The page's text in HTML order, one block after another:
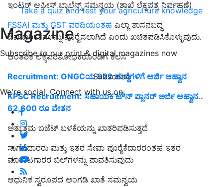
Take a quiz and test your agriculture knowledge
Magazine
Subscribe to our print & digital magazines now
Subscribe
We're social. Connect with us on:
ಇಂಟರ್ ಆಫೀಸ್ ಬ್ಯಾಲೆನ್ಸ್ ಸಮನ್ವಯ (ಶಾಖೆ ಲೆಕ್ಕಪತ್ರ ನಿರ್ವಹಣೆ)
FSSAI ಮತ್ತು GST ವರದಿಯಂತಹ ಎಲ್ಲಾ ಶಾಸನಬದ್ಧ
ಔಪಚಾರಿಕತೆಗಳನ್ನು ಪೂರೈಸಲಾಗಿದೆ ಎಂದು ಖಚಿತಪಡಿಸಿಕೊಳ್ಳುವುದು.
ಆಂತರಿಕ ಲೆಕ್ಕಪರಿಶೋಧಕರೊಂದಿಗೆ ಕೆಲಸ
Recruitment: ONGCಯ 922 ಹುದ್ದೆಗಳಿಗೆ ಅರ್ಜಿ ಆಹ್ವಾನ
KPSC Recruitment: ಸಹಾಯಕ ಟೌನ್‌ ಪ್ಲಾನರ್‌ ಅರ್ಜಿ ಆಹ್ವಾನ..
62,600 ರೂ ವೇತನ
ಅತ್ಯುತ್ತಮ ಬಜೆಟ್ ಬಳಕೆಯನ್ನು ಖಾತರಿಪಡಿಸುತ್ತದೆ
ಸಾಗಣೆದಾರರು ಮತ್ತು ಇತರ ಸೇವಾ ಪೂರೈಕೆದಾರರಂತಹ ಇತರ
ಮಾರಾಟಗಾರರ ಬಿಲ್‌ಗಳನ್ನು ಪಾವತಿಸುವುದು
ಆಧುನಿಕ ಸ್ವರೂಪದ ಅಂಗಡಿ ಖಾತೆ ಸಮನ್ವಯ